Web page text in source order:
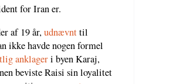
for Iran er.
af 19 år,udnævnttil
ikke havde nogen formel
anklageri byen Karaj,
beviste Raisi sin loyalitet